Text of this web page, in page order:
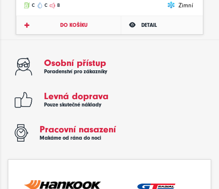
C C B Zimní
DO KOŠÍKU DETAIL
Osobní přístup
Poradenství pro zákazníky
Levná doprava
Pouze skutečné náklady
Pracovní nasazení
Makáme od rána do noci